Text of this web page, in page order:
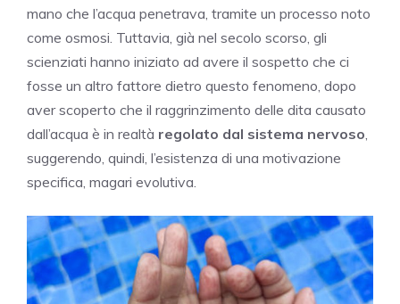
mano che l’acqua penetrava, tramite un processo noto
come osmosi. Tuttavia, già nel secolo scorso, gli
scienziati hanno iniziato ad avere il sospetto che ci
fosse un altro fattore dietro questo fenomeno, dopo
aver scoperto che il raggrinzimento delle dita causato
dall’acqua è in realtà regolato dal sistema nervoso,
suggerendo, quindi, l’esistenza di una motivazione
specifica, magari evolutiva.